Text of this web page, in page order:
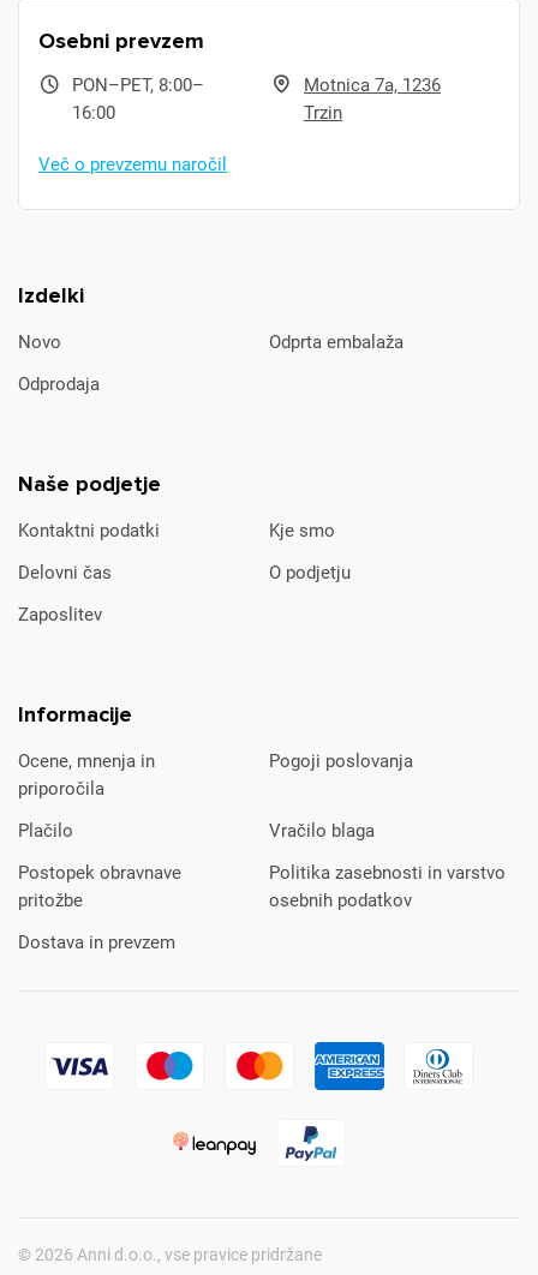
Izdelki
Novo
Odprta embalaža
Odprodaja
Naše podjetje
Kontaktni podatki
Kje smo
Delovni čas
O podjetju
Zaposlitev
Informacije
Ocene, mnenja in
priporočila
Pogoji poslovanja
Plačilo
Vračilo blaga
Postopek obravnave
pritožbe
Politika zasebnosti in varstvo
osebnih podatkov
Dostava in prevzem
Osebni prevzem
PON–PET, 8:00–
16:00
Motnica 7a, 1236
Trzin
Več o prevzemu naročil
© 2026 Anni d.o.o., vse pravice pridržane